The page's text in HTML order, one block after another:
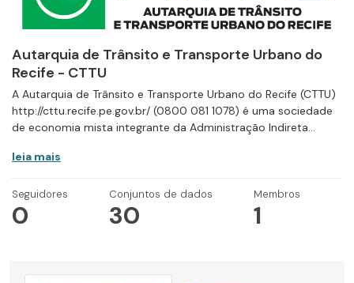
Autarquia de Trânsito e Transporte Urbano do
Recife - CTTU
A Autarquia de Trânsito e Transporte Urbano do Recife (CTTU)
http://cttu.recife.pe.gov.br/ (0800 081 1078) é uma sociedade
de economia mista integrante da Administração Indireta...
leia mais
Seguidores
0
Conjuntos de dados
30
Membros
1